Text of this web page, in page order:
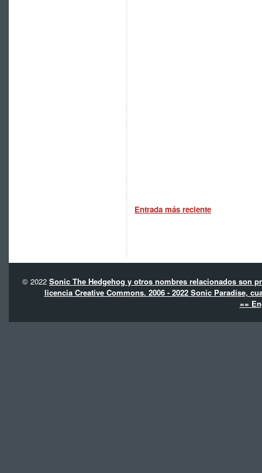
Entrada más reciente
© 2022 Sonic The Hedgehog y otros nombres relacionados son
licencia Creative Commons. 2006 - 2022 Sonic Paradise,
==